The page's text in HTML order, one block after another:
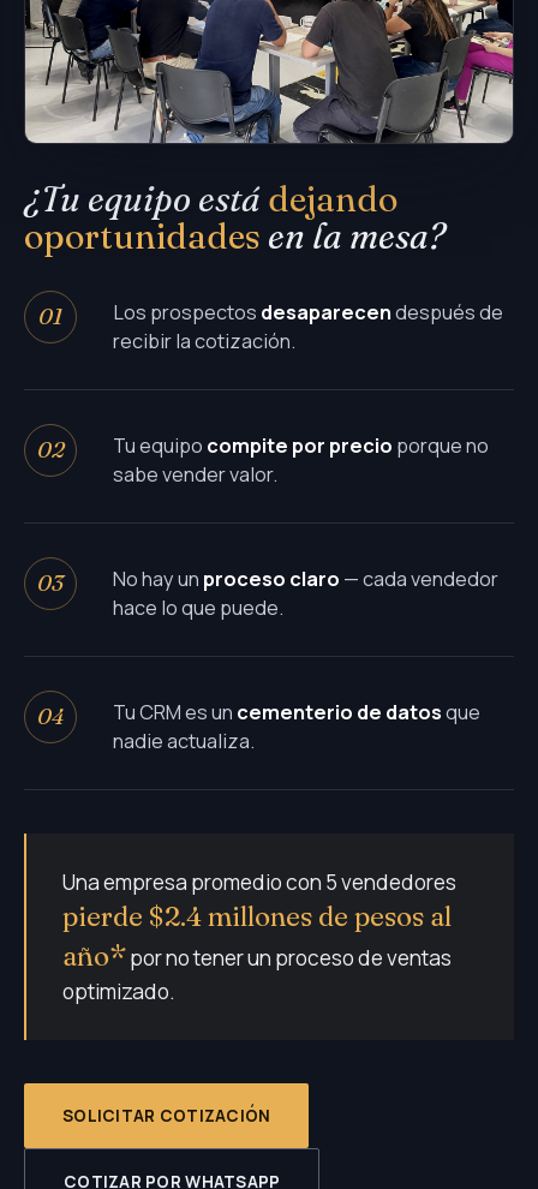
¿Tu equipo está dejando
oportunidades en la mesa?
01 Los prospectos desaparecendespués de
recibir la cotización.
02 Tu equipo compite por precio porque no
sabe vender valor.
03 No hay un proceso claro — cada vendedor
hace lo que puede.
04 Tu CRM es un cementerio de datosque
nadie actualiza.
Una empresa promedio con 5 vendedores
pierde $2.4 millones de pesos al
año*por no tener un proceso de ventas
optimizado.
SOLICITAR COTIZACIÓN
COTIZAR POR WHATSAPP